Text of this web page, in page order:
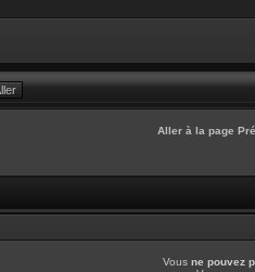
Aller à la page
Vous ne pouvez